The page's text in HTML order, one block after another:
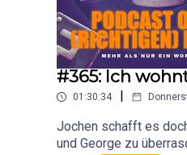
#365: Ich
01:30:34 |
Jochen schafft es
und George zu